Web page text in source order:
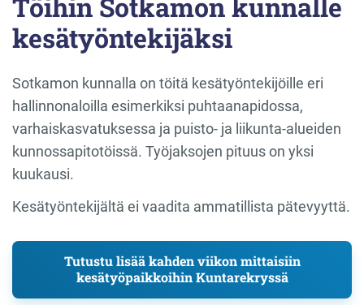
Töihin Sotkamon kunnalle
kesätyöntekijäksi
Sotkamon kunnalla on töitä kesätyöntekijöille eri
hallinnonaloilla esimerkiksi puhtaanapidossa,
varhaiskasvatuksessa ja puisto- ja liikunta-alueiden
kunnossapitotöissä. Työjaksojen pituus on yksi
kuukausi.
Kesätyöntekijältä ei vaadita ammatillista pätevyyttä.
Tutustu lisää kahden viikon mittaisiin
kesätyöpaikkoihin Kuntarekryssä